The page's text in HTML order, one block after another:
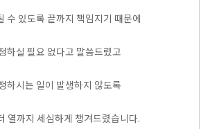
수 있도록 끝까지 책임지기 때문에
하실 필요 없다고 말씀드렸고
하시는 일이 발생하지 않도록
열까지 세심하게 챙겨드렸습니다.